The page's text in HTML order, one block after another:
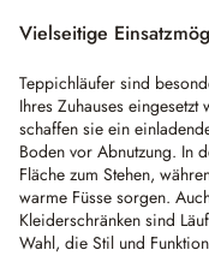
Vielseitige
Teppichläufer sind
Ihres Zuhauses
schaffen sie ein
Boden vor Abnutzung. In
Fläche zum Stehen,
warme Füsse sorgen.
Kleiderschränken sind
Wahl, die Stil und